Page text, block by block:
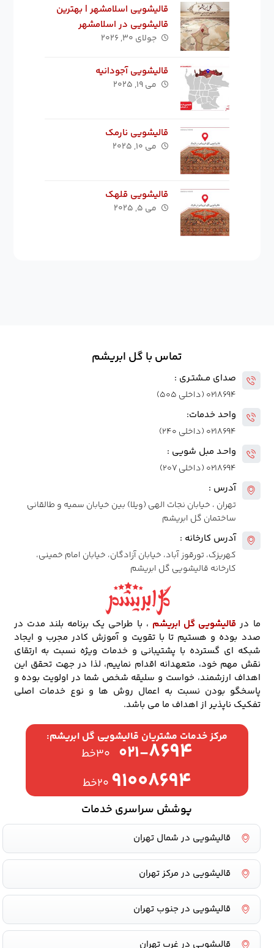
قالیشویی اسلامشهر | بهترین
قالیشویی در اسلامشهر
جولای ۳۰, ۲۰۲۶
قالیشویی آجودانیه
می ۱۹, ۲۰۲۵
قالیشویی نارمک
می ۱۰, ۲۰۲۵
قالیشویی قلهک
می ۵, ۲۰۲۵
تماس با گل ابریشم
صدای مــشتـری :
۰۲۱۸۶۹۴ (داخلی ۵۰۵)
واحد خدمات:
۰۲۱۸۶۹۴ (داخلی ۲۴۰)
واحـد مبل شویی :
۰۲۱۸۶۹۴ (داخلی ۲۰۷)
آدرس :
تهران ، خیابان نجات الهی (ویلا) بین خیابان سمیه و طالقانی
ساختمان گل ابریشم
آدرس کارخانه :
کهریزک، تورقوز آباد، خیابان آزادگان، خیابان امام خمینی،
کارخانه قالیشویی گل ابریشم
ما در قالیشویی گل ابریشم ، با طراحی یک برنامه بلند مدت در
صدد بوده و هستیم تا با تقویت و آموزش کادر مجرب و ایجاد
شبکه ای گسترده با پشتیبانی و خدمات ویژه نسبت به ارتقای
نقش مهم خود، متعهدانه اقدام نماییم، لذا در جهت تحقق این
اهداف ارزشمند، خواست و سلیقه شخص شما در اولویت بوده و
پاسخگو بودن نسبت به اعمال روش ها و نوع خدمات اصلی
تفکیک ناپذیر از اهداف ما می باشد.
مرکز خدمات مشتریان قالیشویی گل ابریشم:
۰۲۱-۸۶۹۴ ۳۰خط
۹۱۰۰۸۶۹۴ ۲۰خط
پوشش سراسری خدمات
قالیشویی در شمال تهران
قالیشویی در مرکز تهران
قالیشویی در جنوب تهران
قالیشویی در غرب تهران